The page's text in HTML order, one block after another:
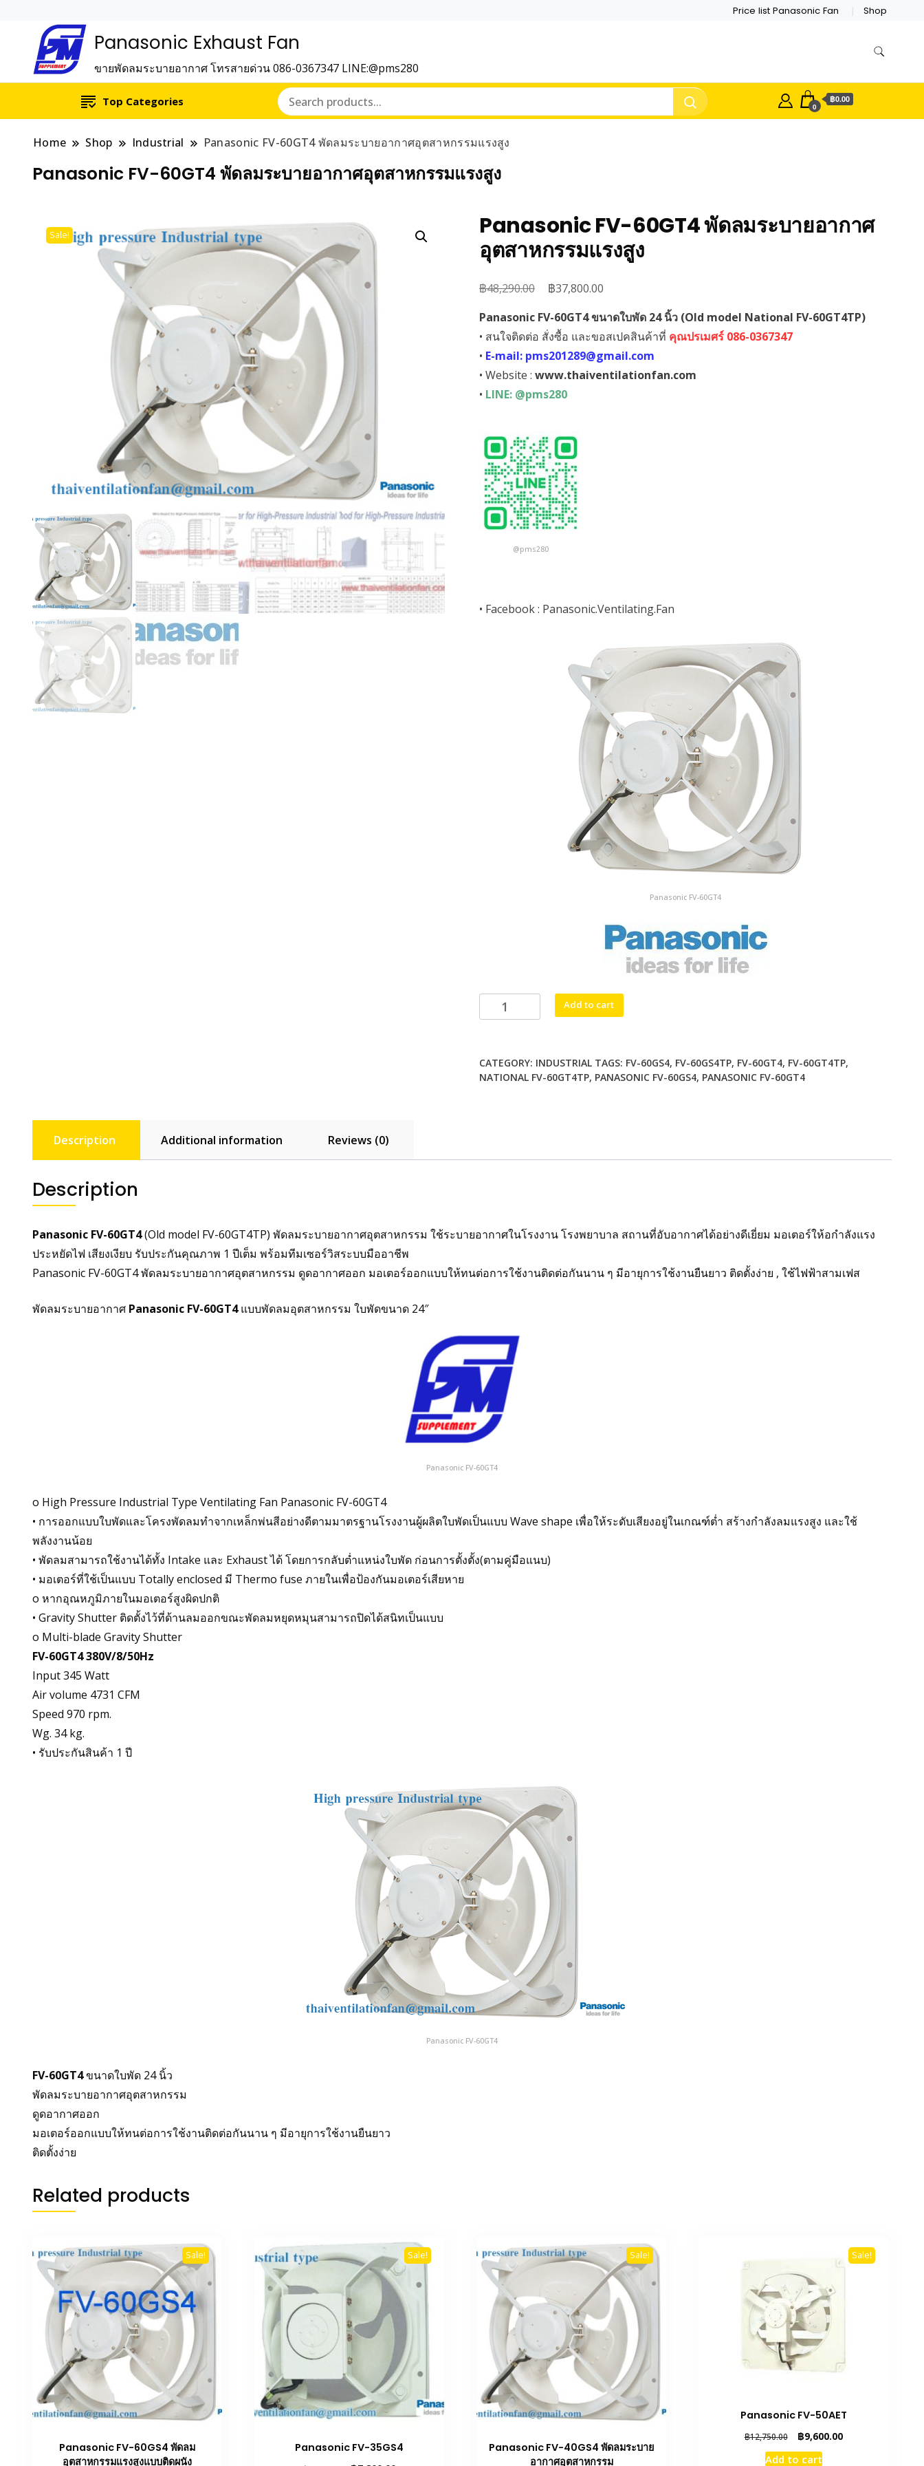
Price list Panasonic Fan Shop
Panasonic Exhaust Fan
ขายพัดลมระบายอากาศ โทรสายด่วน 086-0367347 LINE:@pms280
Top Categories 0
฿0.00
Home Shop Industrial Panasonic FV-60GT4 พัดลมระบายอากาศอุตสาหกรรมแรงสูง
Panasonic FV-60GT4 พัดลมระบายอากาศอุตสาหกรรมแรงสูง
Sale!
Panasonic FV-60GT4 พัดลมระบายอากาศ
อุตสาหกรรมแรงสูง
฿48,290.00
Original
was:
฿48,290.00.
฿37,800.00
is:
฿37,800.00.
Panasonic FV-60GT4 ขนาดใบพัด 24 นิ้ว (Old model National FV-60GT4TP)
• สนใจติดต่อ สั่งซื้อ และขอสเปคสินค้าที่ คุณปรเมศร์ 086-0367347
• E-mail: pms201289@gmail.com
• Website : www.thaiventilationfan.com
• LINE: @pms280
@pms280
• Facebook : Panasonic.Ventilating.Fan
Panasonic FV-60GT4
Panasonic
FV-
ระบาย
อากาศ
Add to cart
CATEGORY: INDUSTRIAL TAGS: FV-60GS4, FV-60GS4TP, FV-60GT4, FV-60GT4TP,
NATIONAL FV-60GT4TP, PANASONIC FV-60GS4, PANASONIC FV-60GT4
Description Additional information Reviews (0)
Description
Panasonic FV-60GT4(Old model FV-60GT4TP) พัดลมระบายอากาศอุตสาหกรรม ใช้ระบายอากาศในโรงงาน โรงพยาบาล สถานที่อับอากาศได้อย่างดีเยี่ยม มอเตอร์ให้อกำลังแรง
ประหยัดไฟ เสียงเงียบ รับประกันคุณภาพ 1 ปีเต็ม พร้อมทีมเซอร์วิสระบบมืออาชีพ
Panasonic FV-60GT4 พัดลมระบายอากาศอุตสาหกรรม ดูดอากาศออก มอเตอร์ออกแบบให้ทนต่อการใช้งานติดต่อกันนาน ๆ มีอายุการใช้งานยืนยาว ติดตั้งง่าย , ใช้ไฟฟ้าสามเฟส
พัดลมระบายอากาศ Panasonic FV-60GT4 แบบพัดลมอุตสาหกรรม ใบพัดขนาด 24″
Panasonic FV-60GT4
o High Pressure Industrial Type Ventilating Fan Panasonic FV-60GT4
• การออกแบบใบพัดและโครงพัดลมทำจากเหล็กพ่นสีอย่างดีตามมาตรฐานโรงงานผู้ผลิตใบพัดเป็นแบบ Wave shape เพื่อให้ระดับเสียงอยู่ในเกณฑ์ต่ำ สร้างกำลังลมแรงสูง และใช้
พลังงานน้อย
• พัดลมสามารถใช้งานได้ทั้ง Intake และ Exhaust ได้ โดยการกลับต่ำแหน่งใบพัด ก่อนการตั้งตั้ง(ตามคู่มือแนบ)
• มอเตอร์ที่ใช้เป็นแบบ Totally enclosed มี Thermo fuse ภายในเพื่อป้องกันมอเตอร์เสียหาย
o หากอุณหภูมิภายในมอเตอร์สูงผิดปกติ
• Gravity Shutter ติดตั้งไว้ที่ด้านลมออกขณะพัดลมหยุดหมุนสามารถปิดได้สนิทเป็นแบบ
o Multi-blade Gravity Shutter
FV-60GT4 380V/8/50Hz
Input 345 Watt
Air volume 4731 CFM
Speed 970 rpm.
Wg. 34 kg.
• รับประกันสินค้า 1 ปี
Panasonic FV-60GT4
FV-60GT4ขนาดใบพัด 24 นิ้ว
พัดลมระบายอากาศอุตสาหกรรม
ดูดอากาศออก
มอเตอร์ออกแบบให้ทนต่อการใช้งานติดต่อกันนาน ๆ มีอายุการใช้งานยืนยาว
ติดตั้งง่าย
Related products
Sale!
Panasonic FV-60GS4 พัดลม
อุตสาหกรรมแรงสูงแบบติดผนัง
Sale!
Panasonic FV-35GS4
Sale!
Panasonic FV-40GS4 พัดลมระบาย
อากาศอุตสาหกรรม
Sale!
Panasonic FV-50AET
฿12,750.00
Original
price
was:
฿9,600.00Current
Add to cart